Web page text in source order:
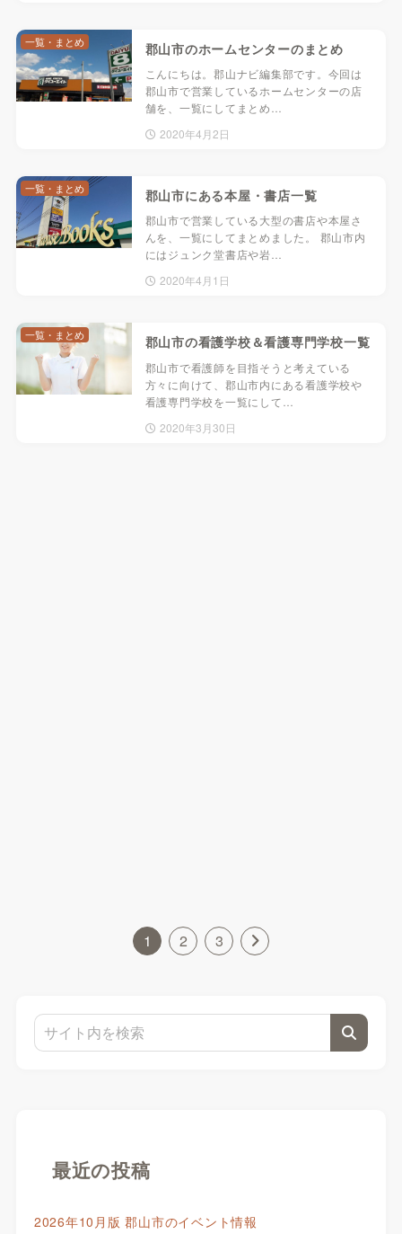
郡山市のホームセンターのまとめ
こんにちは。郡山ナビ編集部です。今回は
郡山市で営業しているホームセンターの店
舗を、一覧にしてまとめ…
2020年4月2日
一覧・まとめ
郡山市にある本屋・書店一覧
郡山市で営業している大型の書店や本屋さ
んを、一覧にしてまとめました。 郡山市内
にはジュンク堂書店や岩…
2020年4月1日
一覧・まとめ
郡山市の看護学校＆看護専門学校一覧
郡山市で看護師を目指そうと考えている
方々に向けて、郡山市内にある看護学校や
看護専門学校を一覧にして…
2020年3月30日
一覧・まとめ
1 2 3
最近の投稿
2026年10月版 郡山市のイベント情報